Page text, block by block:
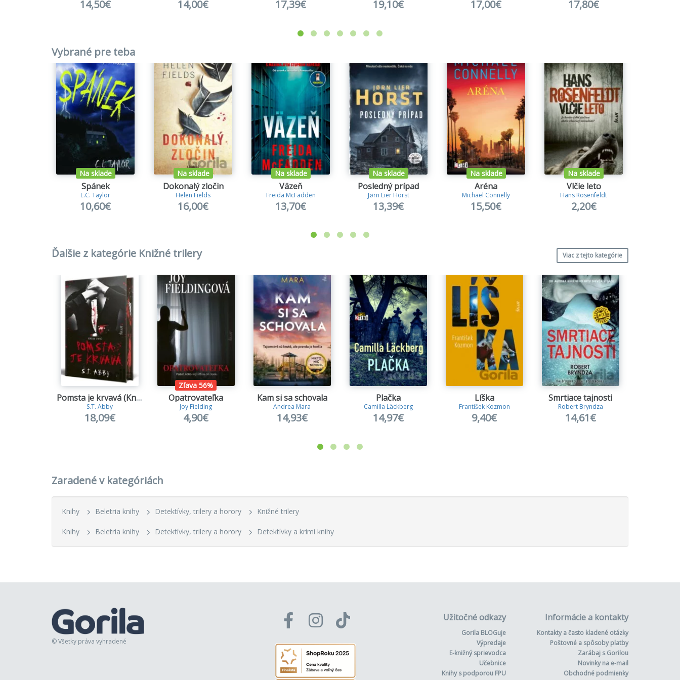
14,50€ 14,00€ 17,39€ 19,10€ 17,00€ 17,80€
Vybrané pre teba
Na sklade
Spánek
L.C. Taylor
10,60€
Na sklade
Dokonalý zločin
Helen Fields
16,00€
Na sklade
Väzeň
Freida McFadden
13,70€
Na sklade
Posledný prípad
Jørn Lier Horst
13,39€
Na sklade
Aréna
Michael Connelly
15,50€
Na sklade
Vlčie leto
Hans Rosenfeldt
2,20€
Ďalšie z kategórie Knižné trilery Viac z tejto kategórie
Pomsta je krvavá (Kniha prvá)
S.T. Abby
18,09€
Zľava 56%
Opatrovateľka
Joy Fielding
4,90€
Kam si sa schovala
Andrea Mara
14,93€
Plačka
Camilla Läckberg
14,97€
Líška
František Kozmon
9,40€
Smrtiace tajnosti
Robert Bryndza
14,61€
Zaradené v kategóriách
Knihy Beletria knihy Detektívky, trilery a horory Knižné trilery
Knihy Beletria knihy Detektívky, trilery a horory Detektívky a krimi knihy
© Všetky práva vyhradené
Užitočné odkazy
Gorila BLOGuje
Výpredaje
E-knižný sprievodca
Učebnice
Knihy s podporou FPU
Informácie a kontakty
Kontakty a často kladené otázky
Poštovné a spôsoby platby
Zarábaj s Gorilou
Novinky na e-mail
Obchodné podmienky